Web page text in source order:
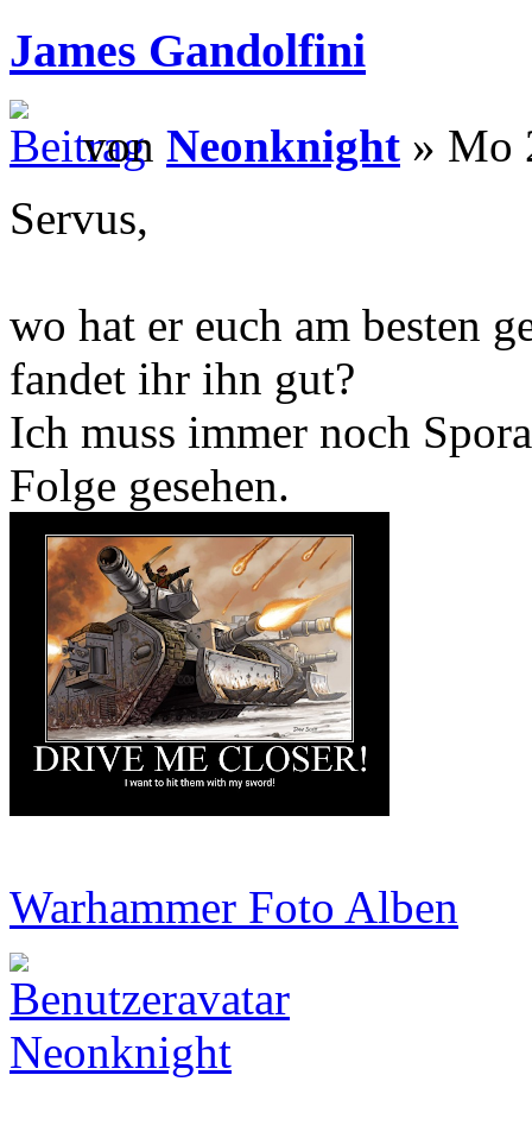
James Gandolfini
von Neonknight » Mo
Servus,
wo hat er euch am besten
fandet ihr ihn gut?
Ich muss immer noch
Folge gesehen.
Warhammer Foto Alben
Neonknight